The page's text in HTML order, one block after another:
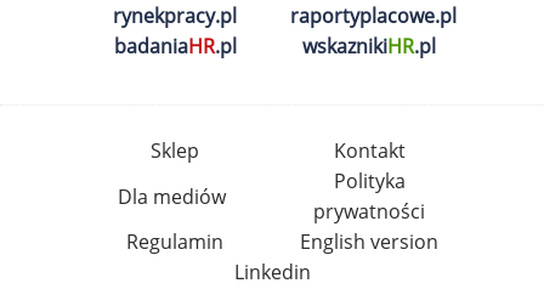
rynekpracy.pl
raportyplacowe.pl
badaniaHR.pl wskaznikiHR.pl
Sklep
Kontakt
Dla mediów
Polityka
prywatności
Regulamin
English version
Linkedin